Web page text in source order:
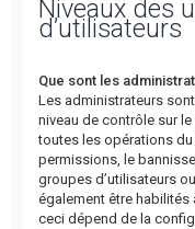
Niveaux des
d’utilisateurs
Que sont les
Les administrateurs
niveau de contrôle sur
toutes les opérations
permissions, le
groupes d’utilisateurs
également être habilités
ceci dépend de la